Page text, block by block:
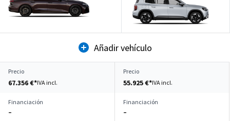
Añadir vehículo
Precio
67.356 €*IVA incl.
Precio
55.925 €*IVA incl.
Financiación
–
Financiación
–